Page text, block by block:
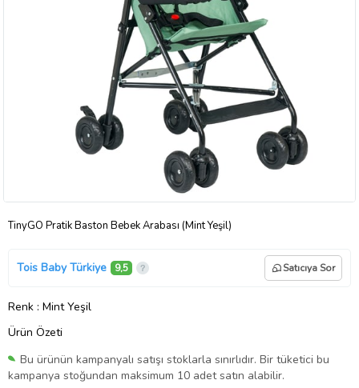
TinyGO Pratik Baston Bebek Arabası (Mint Yeşil)
Tois Baby Türkiye 9,5 Satıcıya Sor
Renk : Mint Yeşil
Ürün Özeti
Bu ürünün kampanyalı satışı stoklarla sınırlıdır. Bir tüketici bu
kampanya stoğundan maksimum 10 adet satın alabilir.